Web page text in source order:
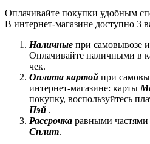
Оплачивайте покупки удобным
В интернет-магазине доступно 3
Наличные при самовывозе
Оплачивайте наличными в
чек.
Оплата картой при
интернет-магазине: карты
покупку, воспользуйтесь
Пэй .
Рассрочка равными частями
Сплит.